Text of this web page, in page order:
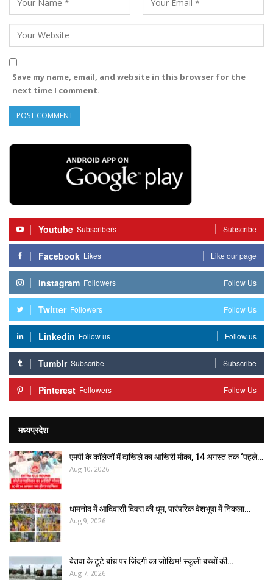
Save my name, email, and website in this browser for the
next time I comment.
Youtube Subscribers Subscribe
Facebook Likes Like our page
Instagram Followers Follow Us
Twitter Followers Follow Us
Linkedin Follow us Follow us
Tumblr Subscribe Subscribe
Pinterest Followers Follow Us
मध्यप्रदेश
एमपी के कॉलेजों में दाखिले का आखिरी मौका, 14 अगस्त तक ‘पहले…
Aug 10, 2026
धामनोद में आदिवासी दिवस की धूम, पारंपरिक वेशभूषा में निकला…
Aug 9, 2026
बेतवा के टूटे बांध पर जिंदगी का जोखिम! स्कूली बच्चों की…
Aug 7, 2026